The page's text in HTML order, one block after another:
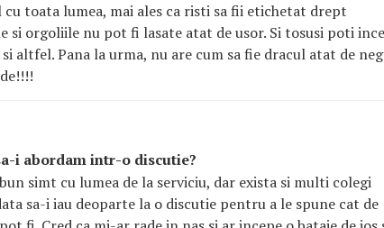
toata lumea, mai ales ca risti sa fii etichetat drept
si orgoliile nu pot fi lasate atat de usor. Si tosusi poti
altfel. Pana la urma, nu are cum sa fie dracul atat de
i abordam intr-o discutie?
simt cu lumea de la serviciu, dar exista si multi colegi
sa-i iau deoparte la o discutie pentru a le spune cat de